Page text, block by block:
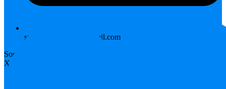
sman1payaraman@gmail.com
Sosial Media
X-twitter